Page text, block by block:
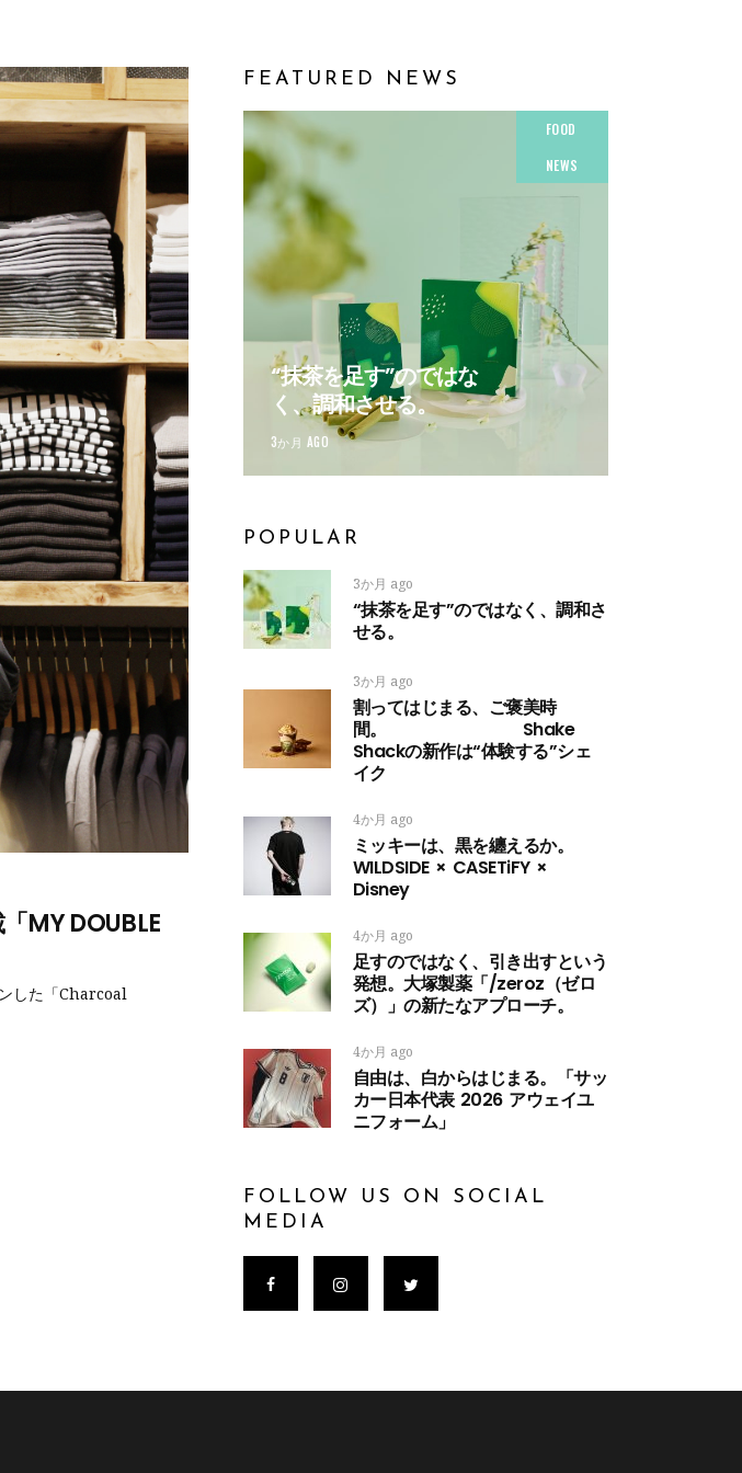
MY DOUBLE
した「Charcoal
FEATURED NEWS
FOOD
NEWS
“抹茶を足す”のではな
く、調和させる。
3か月 AGO
POPULAR
3か月 ago
“抹茶を足す”のではなく、調和さ
せる。
3か月 ago
割ってはじまる、ご褒美時
間。 Shake
Shackの新作は“体験する”シェ
イク
4か月 ago
ミッキーは、黒を纏えるか。
WILDSIDE × CASETiFY ×
Disney
4か月 ago
足すのではなく、引き出すという
発想。大塚製薬「/zeroz（ゼロ
ズ）」の新たなアプローチ。
4か月 ago
自由は、白からはじまる。「サッ
カー日本代表 2026 アウェイユ
ニフォーム」
FOLLOW US ON SOCIAL
MEDIA